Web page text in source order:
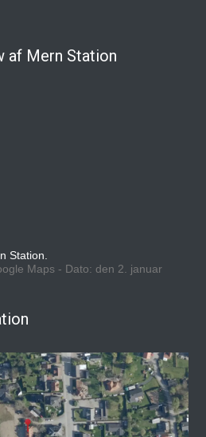
af Mern Station
Station.
Maps - Dato: den 2. januar